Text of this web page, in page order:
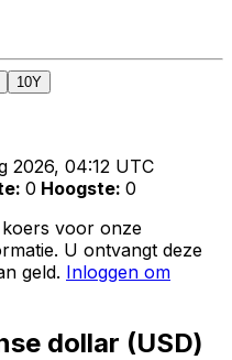
10Y
2026, 04:12 UTC
: 0 Hoogste: 0
voor onze
U ontvangt deze
geld. Inloggen om
dollar (USD)